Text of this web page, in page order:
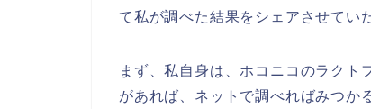
て私が調べた結果をシェアさせてい
まず、私自身は、ホコニコのラクト
があれば、ネットで調べればみつか